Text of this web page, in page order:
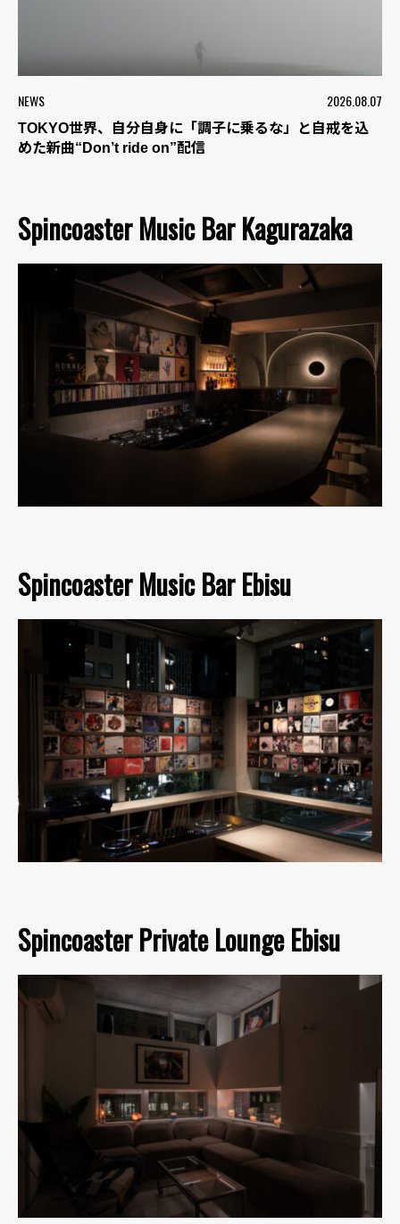
NEWS 2026.08.07
TOKYO世界、自分自身に「調子に乗るな」と自戒を込
めた新曲“Don’t ride on”配信
Spincoaster Music Bar Kagurazaka
Spincoaster Music Bar Ebisu
Spincoaster Private Lounge Ebisu